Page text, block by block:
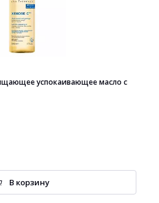
успокаивающее масло с
В корзину